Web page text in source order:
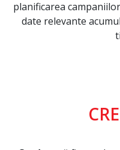
planificarea
date relevante